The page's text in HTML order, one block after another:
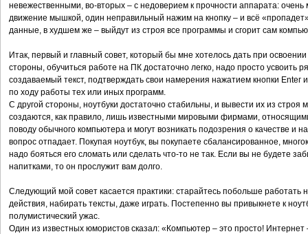
невежественными, во-вторых – с недоверием к прочности аппарата:
движение мышкой, один неправильный нажим на кнопку – и всё
данные, в худшем же – выйдут из строя все программы и сгорит сам
Итак, первый и главный совет, который бы мне хотелось дать при
стороны, обучиться работе на ПК достаточно легко, надо просто усвоить
создаваемый текст, подтверждать свои намерения нажатием кнопки
по ходу работы тех или иных программ.
С другой стороны, ноутбуки достаточно стабильны, и вывести их из
создаются, как правило, лишь известными мировыми фирмами,
поводу обычного компьютера и могут возникать подозрения о качестве и
вопрос отпадает. Покупая ноутбук, вы покупаете сбалансированное,
надо бояться его сломать или сделать что-то не так. Если вы не будете
напитками, то он прослужит вам долго.
Следующий мой совет касается практики: старайтесь побольше
действия, набирать тексты, даже играть. Постепенно вы привыкнете к
полумистический ужас.
Один из известных юмористов сказал: «Компьютер – это просто! Интернет